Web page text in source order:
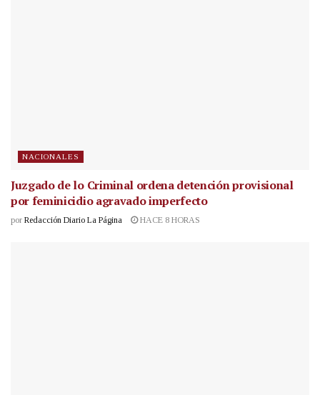
NACIONALES
Juzgado de lo Criminal ordena detención provisional
por feminicidio agravado imperfecto
por Redacción Diario La Página HACE 8 HORAS